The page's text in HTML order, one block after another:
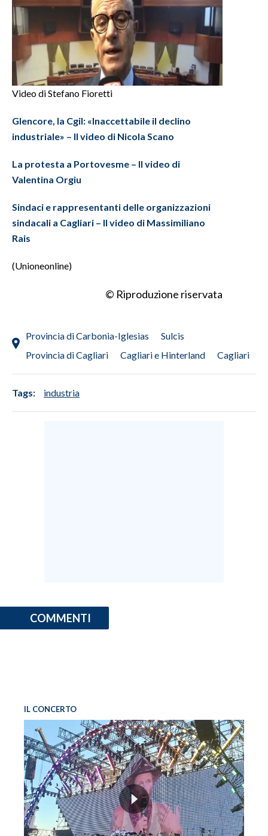
Video di Stefano Fioretti
Glencore, la Cgil: «Inaccettabile il declino
industriale» – Il video di Nicola Scano
La protesta a Portovesme – Il video di
Valentina Orgiu
Sindaci e rappresentanti delle organizzazioni
sindacali a Cagliari – Il video di Massimiliano
Rais
(Unioneonline)
© Riproduzione riservata
Provincia di Carbonia-Iglesias
Sulcis
Provincia di Cagliari
Cagliari e Hinterland Cagliari
Tags: industria
COMMENTI
IL CONCERTO